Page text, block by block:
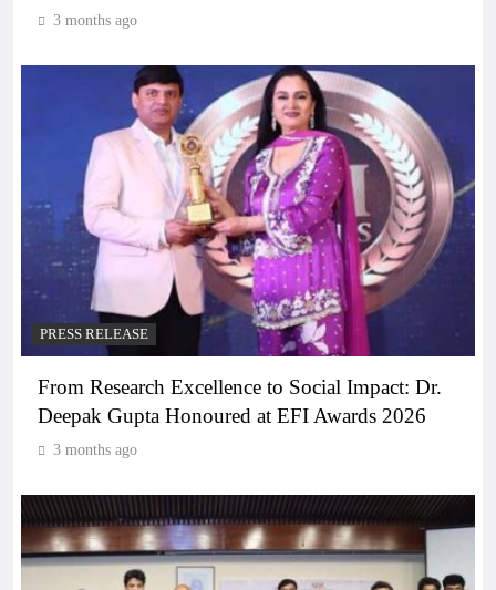
3 months ago
PRESS RELEASE
From Research Excellence to Social Impact: Dr.
Deepak Gupta Honoured at EFI Awards 2026
3 months ago